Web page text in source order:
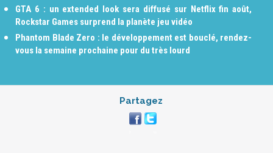
GTA 6 : un extended look sera diffusé sur Netflix fin août,
Rockstar Games surprend la planète jeu vidéo
Phantom Blade Zero : le développement est bouclé, rendez-
vous la semaine prochaine pour du très lourd
Partagez